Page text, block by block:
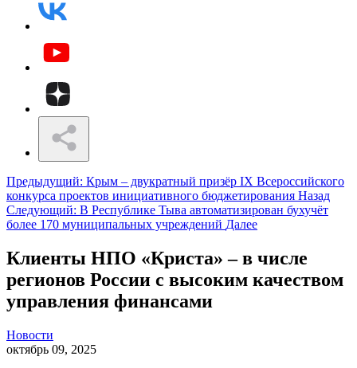
Предыдущий: Крым – двукратный призёр IX Всероссийского
конкурса проектов инициативного бюджетирования Назад
Следующий: В Республике Тыва автоматизирован бухучёт
более 170 муниципальных учреждений Далее
Клиенты НПО «Криста» – в числе
регионов России с высоким качеством
управления финансами
Новости
октябрь 09, 2025